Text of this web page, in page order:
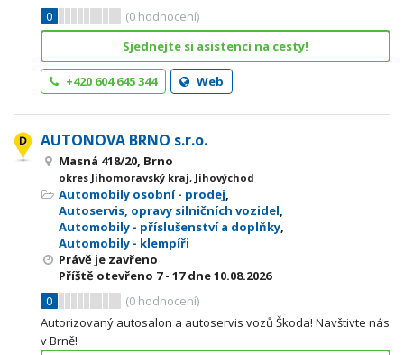
0
(0 hodnocení)
Sjednejte si asistenci na cesty!
+420 604 645 344 Web
AUTONOVA BRNO s.r.o.
Masná 418/20, Brno
okres Jihomoravský kraj, Jihovýchod
Automobily osobní - prodej,
Autoservis, opravy silničních vozidel,
Automobily - příslušenství a doplňky,
Automobily - klempíři
Právě je zavřeno
Příště otevřeno 7 - 17dne 10.08.2026
0
(0 hodnocení)
Autorizovaný autosalon a autoservis vozů Škoda! Navštivte nás
v Brně!